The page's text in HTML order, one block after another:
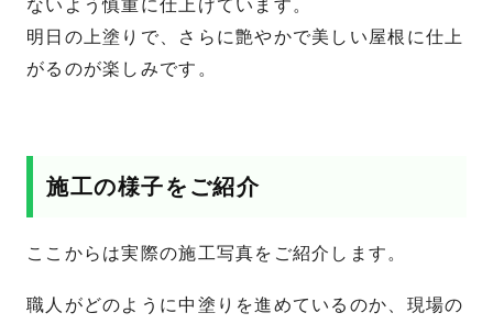
ないよう慎重に仕上げています。
明日の上塗りで、さらに艶やかで美しい屋根に仕上
がるのが楽しみです。
施工の様子をご紹介
ここからは実際の施工写真をご紹介します。
職人がどのように中塗りを進めているのか、現場の